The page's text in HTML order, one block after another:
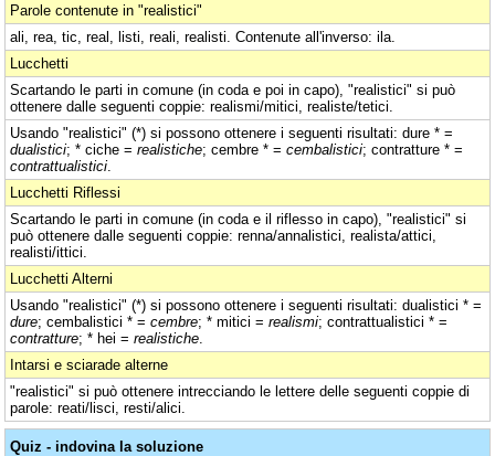
Parole contenute in "realistici"
ali, rea, tic, real, listi, reali, realisti. Contenute all'inverso: ila.
Lucchetti
Scartando le parti in comune (in coda e poi in capo), "realistici" si può
ottenere dalle seguenti coppie: realismi/mitici, realiste/tetici.
Usando "realistici" (*) si possono ottenere i seguenti risultati: dure * =
dualistici; * ciche = realistiche; cembre * = cembalistici; contratture * =
contrattualistici
Lucchetti Riflessi
Scartando le parti in comune (in coda e il riflesso in capo), "realistici" si
può ottenere dalle seguenti coppie: renna/annalistici, realista/attici,
realisti/ittici.
Lucchetti Alterni
Usando "realistici" (*) si possono ottenere i seguenti risultati: dualistici * =
dure; cembalistici * = cembre; * mitici = realismi; contrattualistici * =
contratture; * hei = realistiche
Intarsi e sciarade alterne
"realistici" si può ottenere intrecciando le lettere delle seguenti coppie di
parole: reati/lisci, resti/alici.
Quiz - indovina la soluzione